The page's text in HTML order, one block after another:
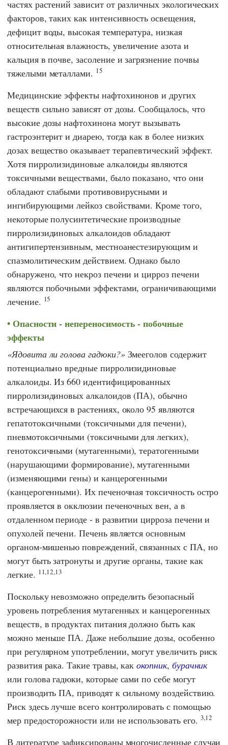
частях растений зависит от различных экологических
факторов, таких как интенсивность освещения,
дефицит воды, высокая температура, низкая
относительная влажность, увеличение азота и
кальция в почве, засоление и загрязнение почвы
тяжелыми металлами. 15
Медицинские эффекты нафтохинонов и других
веществ сильно зависят от дозы. Сообщалось, что
высокие дозы нафтохинона могут вызывать
гастроэнтерит и диарею, тогда как в более низких
дозах вещество оказывает терапевтический эффект.
Хотя пирролизидиновые алкалоиды являются
токсичными веществами, было показано, что они
обладают слабыми противовирусными и
ингибирующими лейкоз свойствами. Кроме того,
некоторые полусинтетические производные
пирролизидиновых алкалоидов обладают
антигипертензивным, местноанестезирующим и
спазмолитическим действием. Однако было
обнаружено, что некроз печени и цирроз печени
являются побочными эффектами, ограничивающими
лечение. 15
Опасности - непереносимость - побочные
эффекты
Ядовита ли голова гадюки? Змееголов содержит
потенциально вредные пирролизидиновые
алкалоиды. Из 660 идентифицированных
пирролизидиновых алкалоидов (ПА), обычно
встречающихся в растениях, около 95 являются
гепатотоксичными (токсичными для печени),
пневмотоксичными (токсичными для легких),
генотоксичными (мутагенными), тератогенными
(нарушающими формирование), мутагенными
(изменяющими гены) и канцерогенными
(канцерогенными). Их печеночная токсичность остро
проявляется в окклюзии печеночных вен, а в
отдаленном периоде - в развитии цирроза печени и
опухолей печени. Печень является основным
органом-мишенью повреждений, связанных с ПА, но
могут быть затронуты и другие органы, такие как
легкие. 11,12,13
Поскольку невозможно определить безопасный
уровень потребления мутагенных и канцерогенных
веществ, в продуктах питания должно быть как
можно меньше ПА. Даже небольшие дозы, особенно
при регулярном употреблении, могут увеличить риск
развития рака. Такие травы, какокопник, бурачник
или голова гадюки, которые сами по себе могут
производить ПА, приводят к сильному воздействию.
Риск здесь лучше всего контролировать с помощью
мер предосторожности или не использовать его. 3,12
В литературе зафиксированы многочисленные случаи